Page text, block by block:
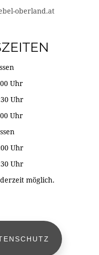
oberland.at
Uhr
Uhr
Uhr
Uhr
Uhr
möglich.